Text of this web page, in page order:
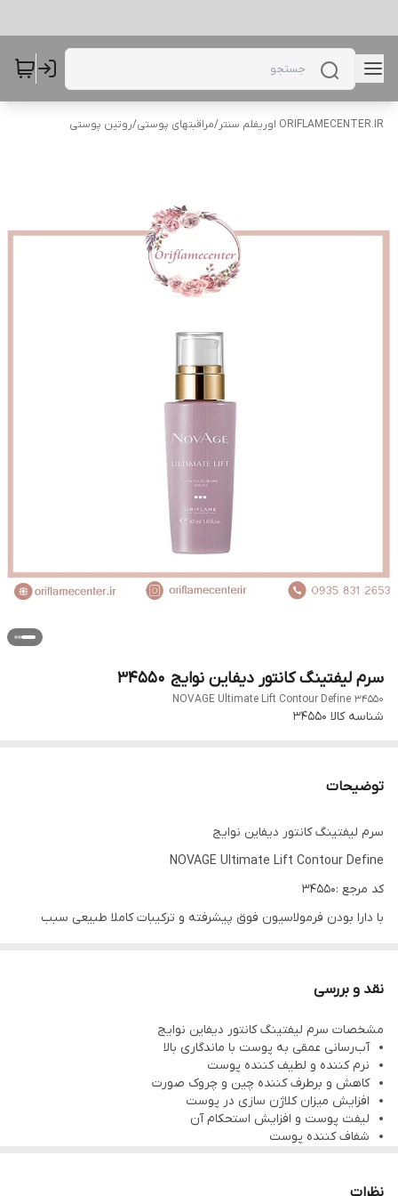
ORIFLAMECENTER.IR اوریفلم سنتر /مراقبتهای پوستی/روتین پوستی
سرم لیفتینگ کانتور دیفاین نوایج 34550
NOVAGE Ultimate Lift Contour Define 34550
شناسه کالا 34550
توضیحات
سرم لیفتینگ کانتور دیفاین نوایج
NOVAGE Ultimate Lift Contour Define
کد مرجع :34550
با دارا بودن فرمولاسیون فوق پیشرفته و ترکیبات کاملا طبیعی سبب
آن به سرعت جذب پوست شده و در نتیجه مصرف آن باعث از بین رفتن
تمامی چین و چروک ها و افزایش استحکام و توان پوست می شود .
سرم لیفتینگ کانتور دیفاین نوایج یکی از محصولات بسیار مفید و موثر
از پکیج مراقبت از پوست لاین کانتور دیفاین نوایج اوریفلیم است که به
تازگی وارد بازار شده است .این محصول در مدت کوتاه ورود به بازار
توانسته است گوی سبقت را از برند های رقبا ربوده و با جوانسازی،شفاف
نقد و بررسی
مشخصات سرم لیفتینگ کانتور دیفاین نوایج
آب‌رسانی عمقی به پوست با ماندگاری بالا
نرم کننده و لطیف کننده پوست
کاهش و برطرف کننده چین و چروک صورت
افزایش میزان کلاژن سازی در پوست
لیفت پوست و افزایش استحکام آن
شفاف کننده پوست
با رایحه ملایم
نظرات